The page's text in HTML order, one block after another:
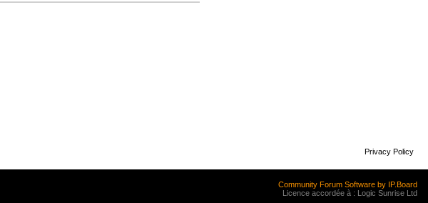
Privacy Policy
Community Forum Software by IP.Board
Licence accordée à : Logic Sunrise Ltd